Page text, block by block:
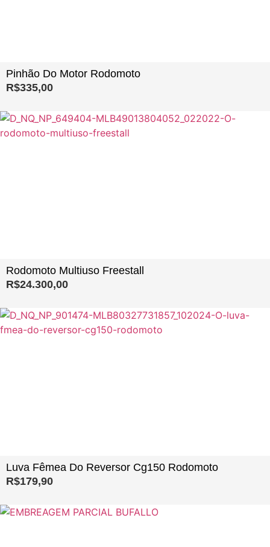
Pinhão Do Motor Rodomoto
R$335,00
Rodomoto Multiuso Freestall
R$24.300,00
Luva Fêmea Do Reversor Cg150 Rodomoto
R$179,90